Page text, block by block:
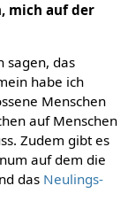
mich auf der
sagen, das
habe ich
Menschen
auf Menschen
Zudem gibt es
auf dem die
das Neulings-